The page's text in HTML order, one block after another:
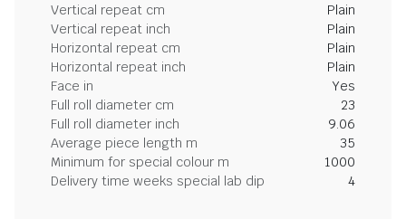
Vertical repeat cm
Plain
Vertical repeat inch
Plain
Horizontal repeat cm
Plain
Horizontal repeat inch
Plain
Face in
Yes
Full roll diameter cm
23
Full roll diameter inch
9.06
Average piece length m
35
Minimum for special colour m
1000
Delivery time weeks special lab dip
4